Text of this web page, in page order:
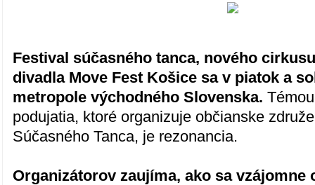
Festival súčasného tanca, nového
divadla Move Fest Košice sa v piatok a
metropole východného Slovenska.
podujatia, ktoré organizuje občianske
Súčasného Tanca, je rezonancia.
Organizátorov zaujíma, ako sa vzájomne